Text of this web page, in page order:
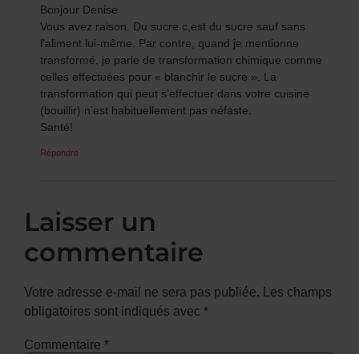
Bonjour Denise
Vous avez raison. Du sucre c,est du sucre sauf sans
l’aliment lui-même. Par contre, quand je mentionne
transformé, je parle de transformation chimique comme
celles effectuées pour « blanchir le sucre ». La
transformation qui peut s’effectuer dans votre cuisine
(bouillir) n’est habituellement pas néfaste.
Santé!
Répondre
Laisser un
commentaire
Votre adresse e-mail ne sera pas publiée. Les champs
obligatoires sont indiqués avec *
Commentaire *